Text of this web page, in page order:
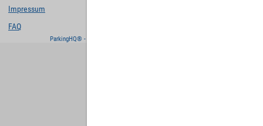
Impressum
FAQ
ParkingHQ® - eine Lösung von